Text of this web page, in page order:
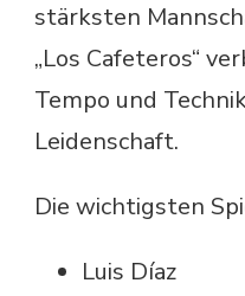
stärksten
„Los Cafeteros“
Tempo und
Leidenschaft.
Die wichtigsten
Luis Díaz